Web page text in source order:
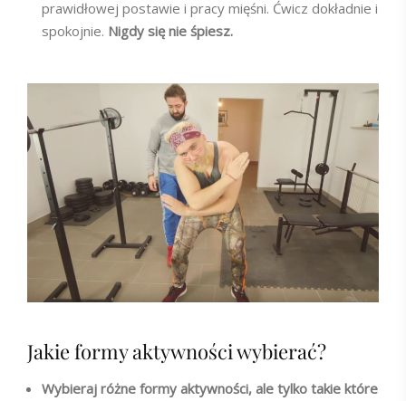
prawidłowej postawie i pracy mięśni. Ćwicz dokładnie i
spokojnie. Nigdy się nie śpiesz.
Jakie formy aktywności wybierać?
Wybieraj różne formy aktywności, ale tylko takie które